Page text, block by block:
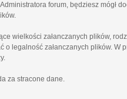
forum, będziesz mógł
wielkości załanczanych plików,
o legalność załanczanych plików.
za stracone dane.